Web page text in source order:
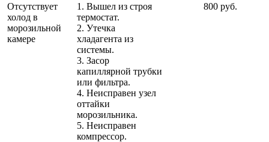
Отсутствует
холод в
морозильной
камере
1. Вышел из строя
термостат.
2. Утечка
хладагента из
системы.
3. Засор
капиллярной трубки
или фильтра.
4. Неисправен узел
оттайки
морозильника.
5. Неисправен
компрессор.
800 руб.